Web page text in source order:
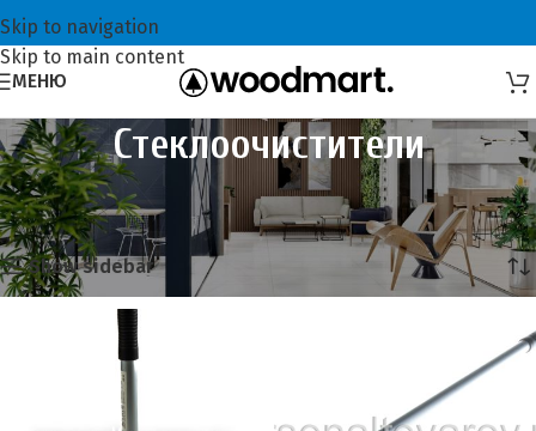
Skip to navigation
Skip to main content
МЕНЮ
Стеклоочистители
Главная Хозтовары Всё для уборки
Стеклоочистители
Showing all 6 results
Show sidebar